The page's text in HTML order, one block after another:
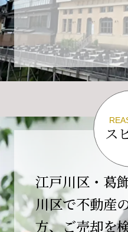
これもひとえに皆様のご支援
げます。
ご不便をおかけします
いたします。
翌日より通常営業いた
【開業10周年のご挨拶】
平素より格別のご高配
ございます。
おかげさまで当社は、
て開業10周年を迎える
ス
江戸川区・葛
川区で不動産
方、ご売却を